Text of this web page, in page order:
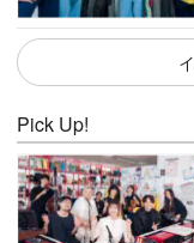
Pick Up!